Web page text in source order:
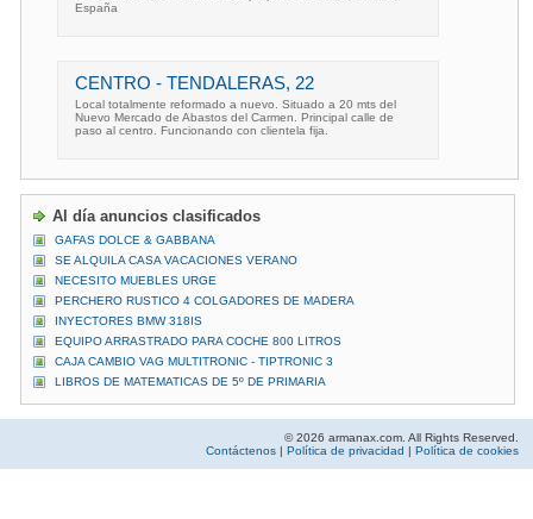
España
CENTRO - TENDALERAS, 22
Local totalmente reformado a nuevo. Situado a 20 mts del
Nuevo Mercado de Abastos del Carmen. Principal calle de
paso al centro. Funcionando con clientela fija.
Al día anuncios clasificados
GAFAS DOLCE & GABBANA
SE ALQUILA CASA VACACIONES VERANO
NECESITO MUEBLES URGE
PERCHERO RUSTICO 4 COLGADORES DE MADERA
INYECTORES BMW 318IS
EQUIPO ARRASTRADO PARA COCHE 800 LITROS
CAJA CAMBIO VAG MULTITRONIC - TIPTRONIC 3
LIBROS DE MATEMATICAS DE 5º DE PRIMARIA
© 2026 armanax.com. All Rights Reserved.
Contáctenos | Política de privacidad | Política de cookies